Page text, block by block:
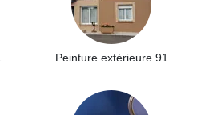
Peinture extérieure 91